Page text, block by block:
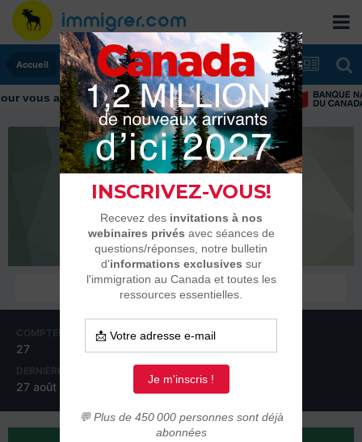
Accueil
vous aider tout au long de votre transition
eze1982
Membres
COMPTEUR DE CONTENUS
27
INSCRIPTION
25 janvier 2020
DERNIÈRE VISITE
27 août 2025